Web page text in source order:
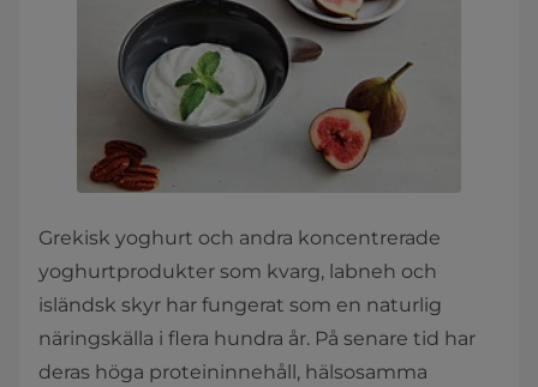
Grekisk yoghurt och andra koncentrerade
yoghurtprodukter som kvarg, labneh och
isländsk skyr har fungerat som en naturlig
näringskälla i flera hundra år. På senare tid har
deras höga proteininnehåll, hälsosamma